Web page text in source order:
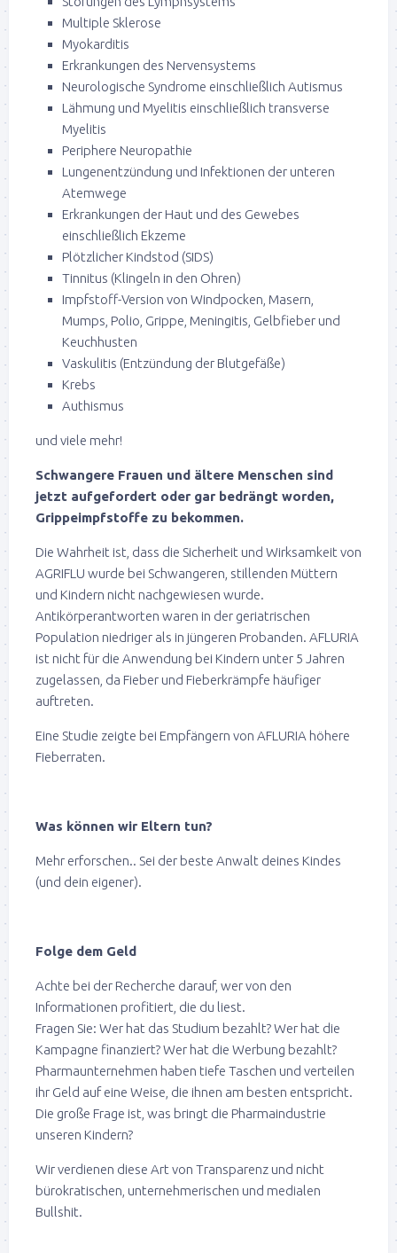
Multiple Sklerose
Myokarditis
Erkrankungen des Nervensystems
Neurologische Syndrome einschließlich Autismus
Lähmung und Myelitis einschließlich transverse
Myelitis
Periphere Neuropathie
Lungenentzündung und Infektionen der unteren
Atemwege
Erkrankungen der Haut und des Gewebes
einschließlich Ekzeme
Plötzlicher Kindstod (SIDS)
Tinnitus (Klingeln in den Ohren)
Impfstoff-Version von Windpocken, Masern,
Mumps, Polio, Grippe, Meningitis, Gelbfieber und
Keuchhusten
Vaskulitis (Entzündung der Blutgefäße)
Krebs
Authismus
und viele mehr!
Schwangere Frauen und ältere Menschen sind
jetzt aufgefordert oder gar bedrängt worden,
Grippeimpfstoffe zu bekommen.
Die Wahrheit ist, dass die Sicherheit und Wirksamkeit von
AGRIFLU wurde bei Schwangeren, stillenden Müttern
und Kindern nicht nachgewiesen wurde.
Antikörperantworten waren in der geriatrischen
Population niedriger als in jüngeren Probanden. AFLURIA
ist nicht für die Anwendung bei Kindern unter 5 Jahren
zugelassen, da Fieber und Fieberkrämpfe häufiger
auftreten.
Eine Studie zeigte bei Empfängern von AFLURIA höhere
Fieberraten.
Was können wir Eltern tun?
Mehr erforschen.. Sei der beste Anwalt deines Kindes
(und dein eigener).
Folge dem Geld
Achte bei der Recherche darauf, wer von den
Informationen profitiert, die du liest.
Fragen Sie: Wer hat das Studium bezahlt? Wer hat die
Kampagne finanziert? Wer hat die Werbung bezahlt?
Pharmaunternehmen haben tiefe Taschen und verteilen
ihr Geld auf eine Weise, die ihnen am besten entspricht.
Die große Frage ist, was bringt die Pharmaindustrie
unseren Kindern?
Wir verdienen diese Art von Transparenz und nicht
bürokratischen, unternehmerischen und medialen
Bullshit.